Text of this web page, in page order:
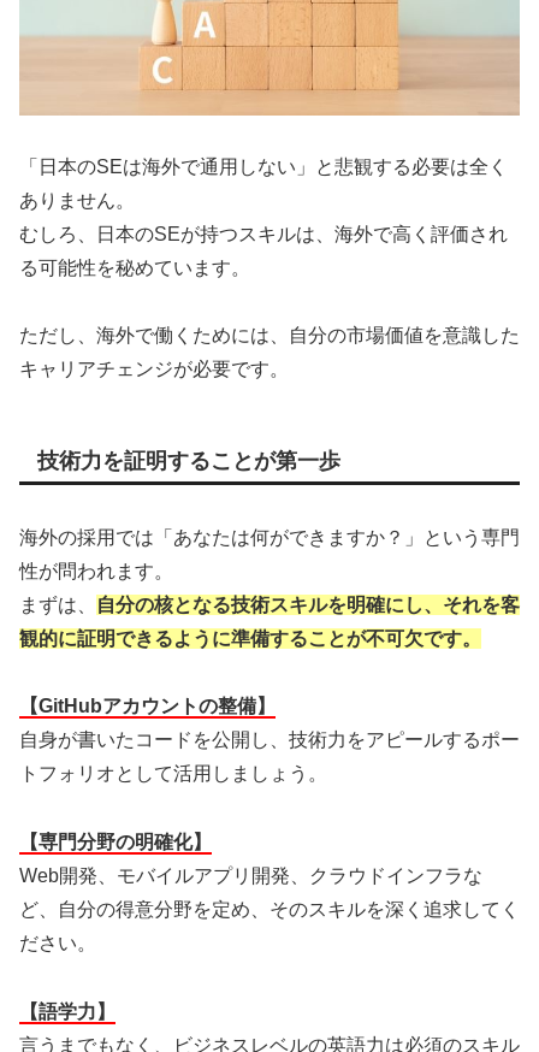
「日本のSEは海外で通用しない」と悲観する必要は全く
ありません。
むしろ、日本のSEが持つスキルは、海外で高く評価され
る可能性を秘めています。
ただし、海外で働くためには、自分の市場価値を意識した
キャリアチェンジが必要です。
技術力を証明することが第一歩
海外の採用では「あなたは何ができますか？」という専門
性が問われます。
まずは、
自分の核となる技術スキルを明確にし、それを客
観的に証明できるように準備することが不可欠です。
【GitHubアカウントの整備】
自身が書いたコードを公開し、技術力をアピールするポー
トフォリオとして活用しましょう。
【専門分野の明確化】
Web開発、モバイルアプリ開発、クラウドインフラな
ど、自分の得意分野を定め、そのスキルを深く追求してく
ださい。
【語学力】
言うまでもなく、ビジネスレベルの英語力は必須のスキル